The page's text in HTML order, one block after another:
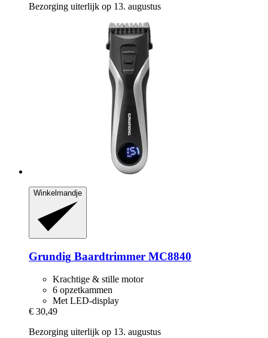
Bezorging uiterlijk op 13. augustus
Winkelmandje
Grundig Baardtrimmer MC8840
Krachtige & stille motor
6 opzetkammen
Met LED-display
€ 30,49
Bezorging uiterlijk op 13. augustus